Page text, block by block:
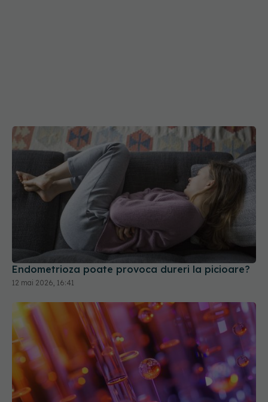
Endometrioza poate provoca dureri la picioare?
12 mai 2026, 16:41